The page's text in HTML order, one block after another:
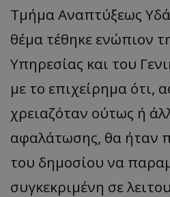
Τμήμα Αναπτύξεως
θέμα τέθηκε ενώπιον
Υπηρεσίας και του
με το επιχείρημα ότι,
χρειαζόταν ούτως ή
αφαλάτωσης, θα ήταν
του δημοσίου να
συγκεκριμένη σε